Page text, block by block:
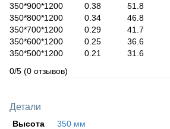
350*900*1200 0.38 51.8
350*800*1200 0.34 46.8
350*700*1200 0.29 41.7
350*600*1200 0.25 36.6
350*500*1200 0.21 31.6
0/5 (0 отзывов)
Детали
Высота
350 мм